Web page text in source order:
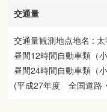
交通量
交通量観測地点地名 :
昼間12時間自動車類（
昼間24時間自動車類（
(平成27年度 全国道路